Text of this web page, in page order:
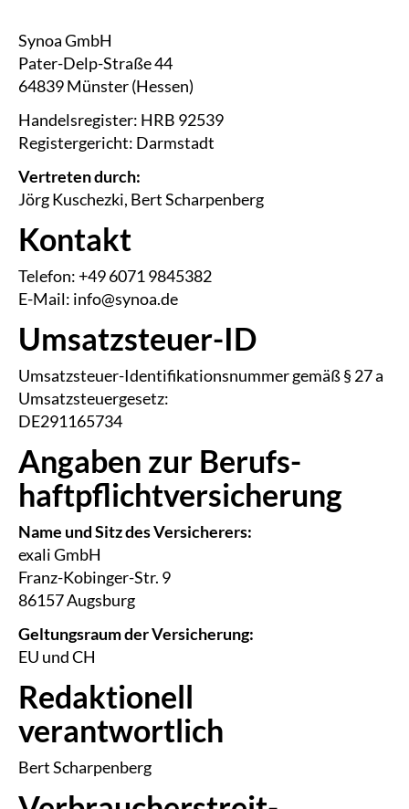
Synoa GmbH
Pater-Delp-Straße 44
64839 Münster (Hessen)
Handelsregister: HRB 92539
Registergericht: Darmstadt
Vertreten durch:
Jörg Kuschezki, Bert Scharpenberg
Kontakt
Telefon: +49 6071 9845382
E-Mail: info@synoa.de
Umsatzsteuer-ID
Umsatzsteuer-Identifikationsnummer gemäß § 27 a
Umsatzsteuergesetz:
DE291165734
Angaben zur Berufs­
haftpflicht­versicherung
Name und Sitz des Versicherers:
exali GmbH
Franz-Kobinger-Str. 9
86157 Augsburg
Geltungsraum der Versicherung:
EU und CH
Redaktionell
verantwortlich
Bert Scharpenberg